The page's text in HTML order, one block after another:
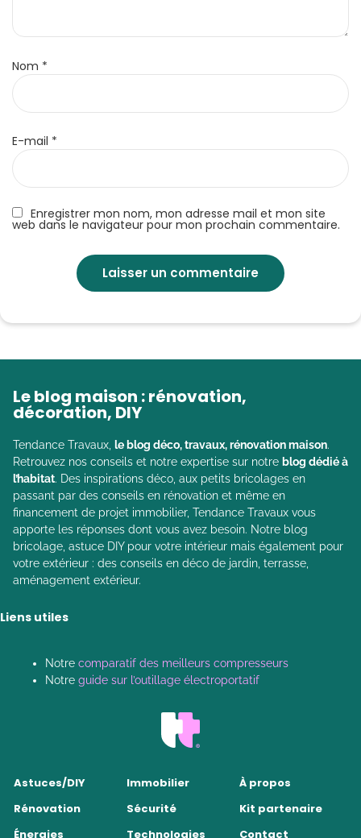
Enregistrer mon nom, mon adresse mail et mon site
web dans le navigateur pour mon prochain commentaire.
Nom *
E-mail *
Le blog maison : rénovation,
décoration, DIY
Tendance Travaux, le blog déco, travaux, rénovation maison.
Retrouvez nos conseils et notre expertise sur notre blog dédié à
l’habitat. Des inspirations déco, aux petits bricolages en
passant par des conseils en rénovation et même en
financement de projet immobilier, Tendance Travaux vous
apporte les réponses dont vous avez besoin. Notre blog
bricolage, astuce DIY pour votre intérieur mais également pour
votre extérieur : des conseils en déco de jardin, terrasse,
aménagement extérieur.
Liens utiles
Notre comparatif des meilleurs compresseurs
Notre guide sur l’outillage électroportatif
Astuces/DIY
Rénovation
Énergies
Immobilier
Sécurité
Technologies
À propos
Kit partenaire
Contact